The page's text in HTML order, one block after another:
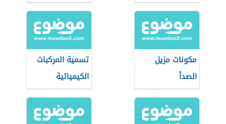
مكونات مزيل
الصدأ
تسمية المركبات
الكيميائية